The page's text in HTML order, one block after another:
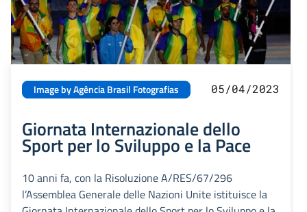
Image by Agência Brasil Fotografias 05/04/2023
Giornata Internazionale dello
Sport per lo Sviluppo e la Pace
10 anni fa, con la Risoluzione A/RES/67/296
l’Assemblea Generale delle Nazioni Unite istituisce la